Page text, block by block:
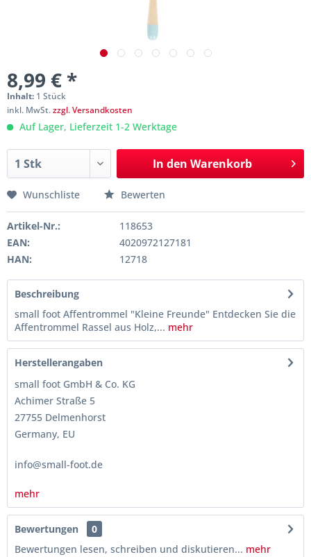
8,99 € *
Inhalt: 1 Stück
inkl. MwSt.zzgl. Versandkosten
Auf Lager, Lieferzeit 1-2 Werktage
In den Warenkorb
Wunschliste Bewerten
Artikel-Nr.:
118653
EAN:
4020972127181
HAN:
12718
Beschreibung
small foot Affentrommel "Kleine Freunde" Entdecken Sie die
Affentrommel Rassel aus Holz,... mehr
Herstellerangaben
small foot GmbH & Co. KG
Achimer Straße 5
27755 Delmenhorst
Germany, EU
info@small-foot.de
mehr
Bewertungen
0
Bewertungen lesen, schreiben und diskutieren... mehr